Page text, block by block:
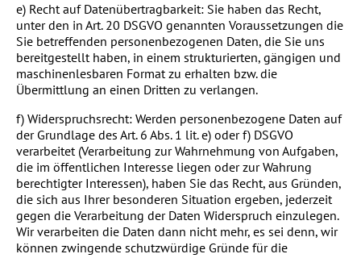
e) Recht auf Datenübertragbarkeit: Sie haben das Recht,
unter den in Art. 20 DSGVO genannten Voraussetzungen die
Sie betreffenden personenbezogenen Daten, die Sie uns
bereitgestellt haben, in einem strukturierten, gängigen und
maschinenlesbaren Format zu erhalten bzw. die
Übermittlung an einen Dritten zu verlangen.
f) Widerspruchsrecht: Werden personenbezogene Daten auf
der Grundlage des Art. 6 Abs. 1 lit. e) oder f) DSGVO
verarbeitet (Verarbeitung zur Wahrnehmung von Aufgaben,
die im öffentlichen Interesse liegen oder zur Wahrung
berechtigter Interessen), haben Sie das Recht, aus Gründen,
die sich aus Ihrer besonderen Situation ergeben, jederzeit
gegen die Verarbeitung der Daten Widerspruch einzulegen.
Wir verarbeiten die Daten dann nicht mehr, es sei denn, wir
können zwingende schutzwürdige Gründe für die